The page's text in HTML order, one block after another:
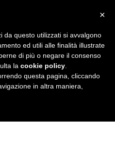
×
da questo utilizzati si avvalgono
ed utili alle finalità illustrate
di più o negare il consenso
la cookie policy
questa pagina, cliccando
in altra maniera,